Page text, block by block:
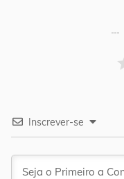
Inscrever-se